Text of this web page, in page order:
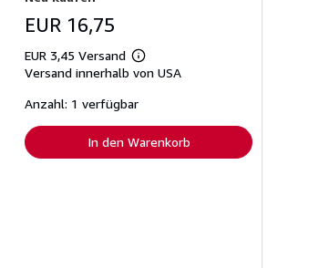
EUR 16,75
EUR 3,45 Versand
Weitere
Informationen
Versandkosten
Versand innerhalb von USA
Anzahl: 1 verfügbar
In den Warenkorb